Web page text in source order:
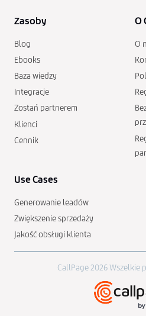
Zasoby
Blog
Ebooks
Baza wiedzy
Integracje
Zostań partnerem
Klienci
Cennik
O
O
Use Cases
Generowanie leadów
Zwiększenie sprzedaży
Jakość obsługi klienta
CallPage 2026 Wszelkie